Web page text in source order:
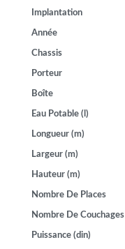
Implantation
Année
Chassis
Porteur
Boîte
Eau Potable (l)
Longueur (m)
Largeur (m)
Hauteur (m)
Nombre De Places
Nombre De Couchages
Puissance (din)